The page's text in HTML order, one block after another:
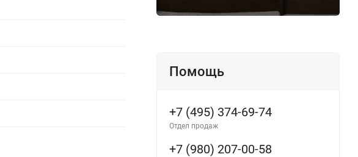
Помощь
+7 (495) 374-69-74
Отдел продаж
+7 (980) 207-00-58